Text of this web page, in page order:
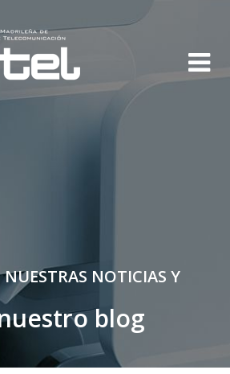
NUESTRAS NOTICIAS Y
blog